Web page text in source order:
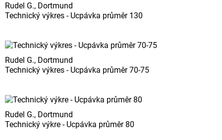
Rudel G., Dortmund
Technický výkres - Ucpávka průměr 130
Rudel G., Dortmund
Technický výkres - Ucpávka průměr 70-75
Rudel G., Dortmund
Technický výkre - Ucpávka průměr 80